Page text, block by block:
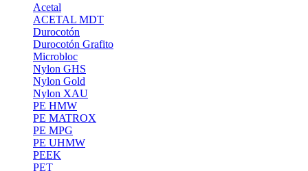
Acetal
ACETAL MDT
Durocotón
Durocotón Grafito
Microbloc
Nylon GHS
Nylon Gold
Nylon XAU
PE HMW
PE MATROX
PE MPG
PE UHMW
PEEK
PET